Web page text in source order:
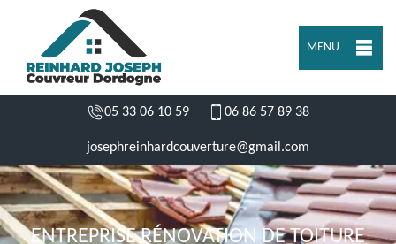
MENU
05 33 06 10 59 06 86 57 89 38
josephreinhardcouverture@gmail.com
ENTREPRISE RÉNOVATION DE TOITURE